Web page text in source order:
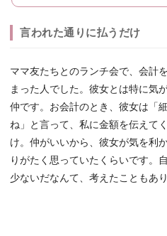
言われた通りに払うだけ
ママ友たちとのランチ会で、会計
まった人でした。彼女とは特に気
仲です。お会計のとき、彼女は「
ね」と言って、私に金額を伝えて
け。仲がいいから、彼女が気を利
りがたく思っていたくらいです。
少ないだなんて、考えたこともあ